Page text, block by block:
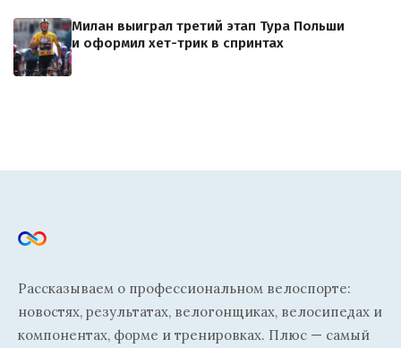
Милан выиграл третий этап Тура Польши
и оформил хет-трик в спринтах
Рассказываем о профессиональном велоспорте:
новостях, результатах, велогонщиках, велосипедах и
компонентах, форме и тренировках. Плюс — самый